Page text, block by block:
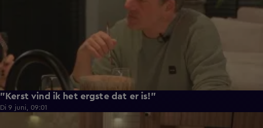
"Kerst vind ik het ergste dat er is!"
Di 9 juni, 09:01